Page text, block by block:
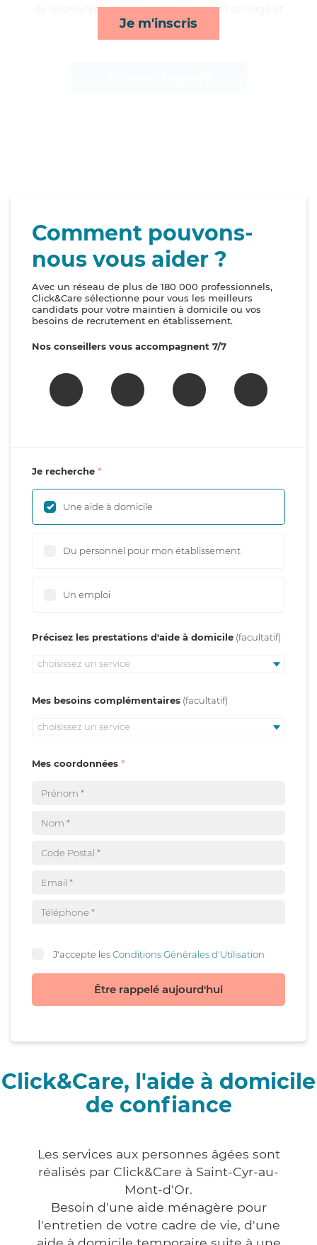
Je m'inscris
de lessive/repassage, activités, toilette/habillage et
transports*
Comment pouvons-
nous vous aider ?
Avec un réseau de plus de 180 000 professionnels,
Click&Care sélectionne pour vous les meilleurs
candidats pour votre maintien à domicile ou vos
besoins de recrutement en établissement.
Nos conseillers vous accompagnent 7/7
Je recherche
Une aide à domicile
Du personnel pour mon établissement
Un emploi
Précisez les prestations d'aide à domicile
choisissez un service
Mes besoins complémentaires
choisissez un service
Mes coordonnées
J'accepte lesConditions Générales d'Utilisation
Être rappelé aujourd'hui
Click&Care, l'aide à domicile
de confiance
Les services aux personnes âgées sont
réalisés par Click&Care à Saint-Cyr-au-
Mont-d'Or.
Besoin d'une aide ménagère pour
l'entretien de votre cadre de vie, d'une